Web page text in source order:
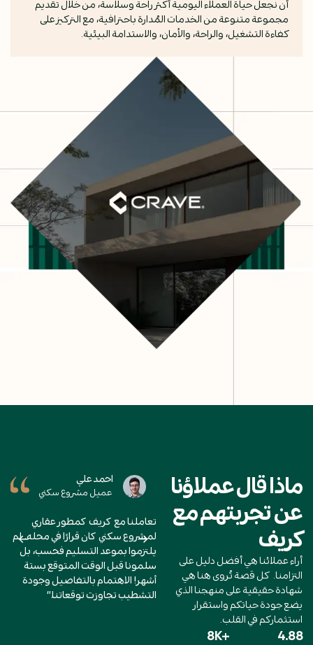
أن نجعل حياة العملاء اليومية أكثر راحة وسلاسة، من خلال تقديم
مجموعة متنوعة من الخدمات المُدارة باحترافية، مع التركيز على
كفاءة التشغيل، والراحة، والأمان، والاستدامة البيئية.
ماذا قال عملاؤنا
عن تجربتهم مع
كريف
أراء عملائنا هي أفضل دليل على
التزامنا. كل قصة تُروى هنا هي
شهادة حقيقية على منهجنا الذي
يضع جودة حياتكم واستقرار
استثماركم في القلب.
+8K 4.88
مشروع سكني
كمطور عقاري
قرارًا في محله. لم
فحسب، بل
المتوقع بستة
وجودة
احمد علي
عميل مشروع سكني
تعاملنا مع كريف كمطور عقاري
لمشروع سكني كان قرارًا في محله. لم
يلتزموا بموعد التسليم فحسب، بل
سلمونا قبل الوقت المتوقع بستة
أشهر! الاهتمام بالتفاصيل وجودة
التشطيب تجاوزت توقعاتنا.”
احمد
عميل
تعاملنا مع
لمشروع سكني
يلتزموا بموعد
سلمونا قبل
أشهر! الاهتمام
التشطيب تجاوزت